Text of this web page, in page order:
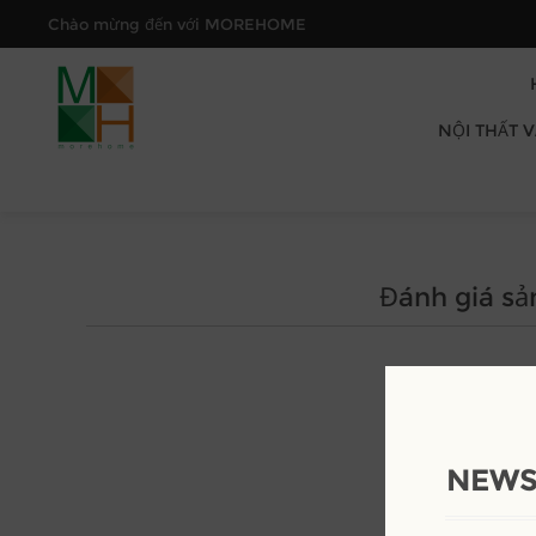
Chào mừng đến với MOREHOME
NỘI THẤT
Đánh giá